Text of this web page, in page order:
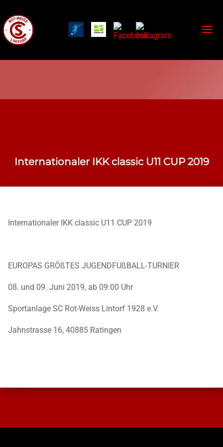
Internationaler IKK classic U11 CUP 2019
Internationaler IKK classic U11 CUP 2019
EUROPAS GRÖßTES JUGENDFUßBALL-TURNIER
08. und 09. Juni 2019, ab 09:00 Uhr
Sportanlage SC Rot-Weiss Lintorf 1928 e.V.
Jahnstrasse 16, 40885 Ratingen